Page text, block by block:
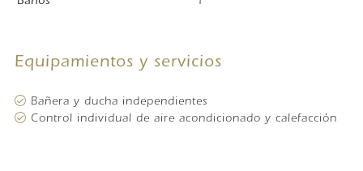
Baños
1
Equipamientos y servicios
Bañera y ducha independientes
Control individual de aire acondicionado y calefacción